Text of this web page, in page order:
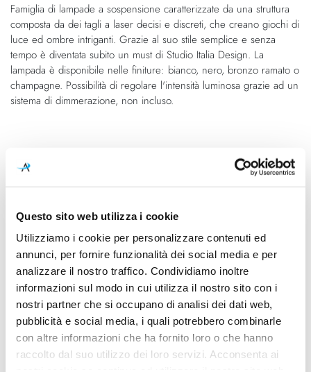
Questo sito web utilizza i cookie
Utilizziamo i cookie per personalizzare contenuti ed
annunci, per fornire funzionalità dei social media e per
analizzare il nostro traffico. Condividiamo inoltre
informazioni sul modo in cui utilizza il nostro sito con i
nostri partner che si occupano di analisi dei dati web,
pubblicità e social media, i quali potrebbero combinarle
con altre informazioni che ha fornito loro o che hanno
raccolto dal suo utilizzo dei loro servizi. Acconsenta ai
galleria
di
immagini
di
immagini
Famiglia di lampade a sospensione caratterizzate da una struttura
composta da dei tagli a laser decisi e discreti, che creano giochi di
luce ed ombre intriganti. Grazie al suo stile semplice e senza
tempo è diventata subito un must di Studio Italia Design. La
lampada è disponibile nelle finiture: bianco, nero, bronzo ramato o
champagne. Possibilità di regolare l'intensità luminosa grazie ad un
sistema di dimmerazione, non incluso.
Dimensioni
Ø 600mm - H 360mm (H cavo
Max 2500mm)
Sorgente luminosa
Lampadina alogena,
Lampadina Led
Potenza e attacco
3x Max 46W - E27
Lampadina
Esclusa
Dimmerazione
Dimmerabile
Classe energetica
A++, A+, A, B, C, D, E